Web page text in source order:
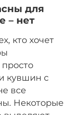
для
– нет
кто хочет
кувшин с
все
Некоторые